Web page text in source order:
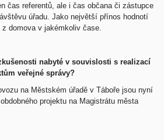
čas referentů, ale i čas občana či zástupce
úřadu. Jako největší přínos hodnotí
domova v jakémkoliv čase.
nabyté v souvislosti s realizací
veřejné správy?
na Městském úřadě v Táboře jsou nyní
projektu na Magistrátu města